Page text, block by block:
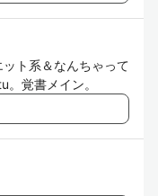
ト系＆なんちゃって
覚書メイン。